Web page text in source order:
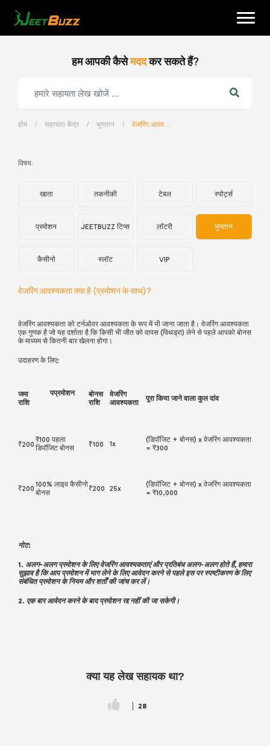
content
हम आपकी कैसेमददकर सकते हैं?
होम / सहायता केंद्र / भुगतान /
विषय:
खाता तकनीकी टेबल स्पोर्ट्स
प्रमोशन JEETBUZZ टिप्स लॉटरी भुगतान
कैसीनो स्लॉट VIP
वेजरिंग आवश्यकता क्या है (प्रमोशन के साथ)?
वेजरिंग आवश्यकता को टर्नओवर आवश्यकता के रूप में भी जाना जाता है। वेजरिंग आवश्यकता
एक गुणक है जो यह दर्शाता है कि किसी भी जीत को वापस (विथड्रा) लेने से पहले आपको बोनस
के माध्यम से कितनी बार खेलना होगा।
उदाहरण के लिए:
जमा
राशि
पप्रमोशन
बोनस
राशि
वेजरिंग
आवश्यकता
पूरा किया जाने वाला कुल दांव
₹200
₹100 पहला
डिपॉजिट बोनस
₹100 1x
(डिपॉजिट + बोनस) x वेजरिंग आवश्यकता
= ₹300
₹200 100% लाइव कैसीनो
बोनस
₹200 25x
(डिपॉजिट + बोनस) x वेजरिंग आवश्यकता
= ₹10,000
नोट:
1. अलग-अलग प्रमोशन के लिए वेजरिंग आवश्यकताएं और प्रतिबंध अलग-अलग होते हैं, हमारा
सुझाव है कि आप प्रमोशन में भाग लेने के लिए आवेदन करने से पहले इस पर स्पष्टीकरण के लिए
संबंधित प्रमोशन के नियम और शर्तों की जांच कर लें।
2. एक बार आवेदन करने के बाद प्रमोशन रद्द नहीं की जा सकेगी।
क्या यह लेख सहायक था?
28